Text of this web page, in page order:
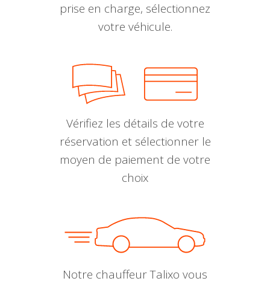
prise en charge, sélectionnez
votre véhicule.
Vérifiez les détails de votre
réservation et sélectionner le
moyen de paiement de votre
choix
Notre chauffeur Talixo vous